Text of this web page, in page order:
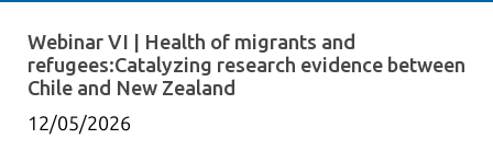
Webinar VI | Health of migrants and
refugees:Catalyzing research evidence between
Chile and New Zealand
12/05/2026